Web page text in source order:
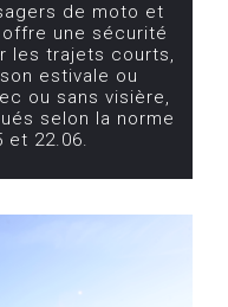
de moto et
une sécurité
les trajets courts,
estivale ou
ou sans visière,
selon la norme
et 22.06.